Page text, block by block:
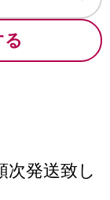
次発送致し